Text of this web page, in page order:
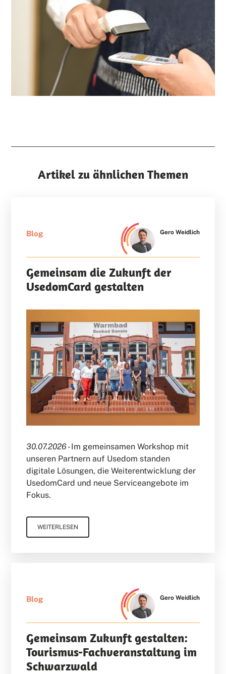
Artikel zu ähnlichen Themen
Blog Gero Weidlich
Gemeinsam die Zukunft der
UsedomCard gestalten
30.07.2026 -Im gemeinsamen Workshop mit
unseren Partnern auf Usedom standen
digitale Lösungen, die Weiterentwicklung der
UsedomCard und neue Serviceangebote im
Fokus.
WEITERLESEN
Blog Gero Weidlich
Gemeinsam Zukunft gestalten:
Tourismus-Fachveranstaltung im
Schwarzwald